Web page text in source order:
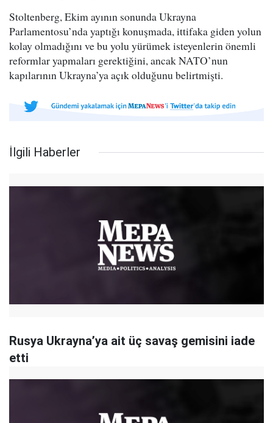
Stoltenberg, Ekim ayının sonunda Ukrayna
Parlamentosu’nda yaptığı konuşmada, ittifaka giden yolun
kolay olmadığını ve bu yolu yürümek isteyenlerin önemli
reformlar yapmaları gerektiğini, ancak NATO’nun
kapılarının Ukrayna’ya açık olduğunu belirtmişti.
İlgili Haberler
Rusya Ukrayna’ya ait üç savaş gemisini iade
etti